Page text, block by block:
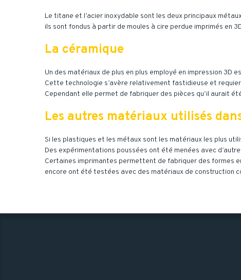
Le titane et l’acier inoxydable sont les deux principaux
ils sont fondus à partir de moules à cire perdue imprimés
La céramique
Un des matériaux de plus en plus employé en impression 3D
Cette technologie s’avère relativement fastidieuse et
Cependant elle permet de fabriquer des pièces qu’il aurait
Les autres matériaux utilisés
Si les plastiques et les métaux sont les matériaux les plus
Des expérimentations poussées ont été menées avec
Certaines imprimantes permettent de fabriquer des formes
encore ont été testées avec des matériaux de construction